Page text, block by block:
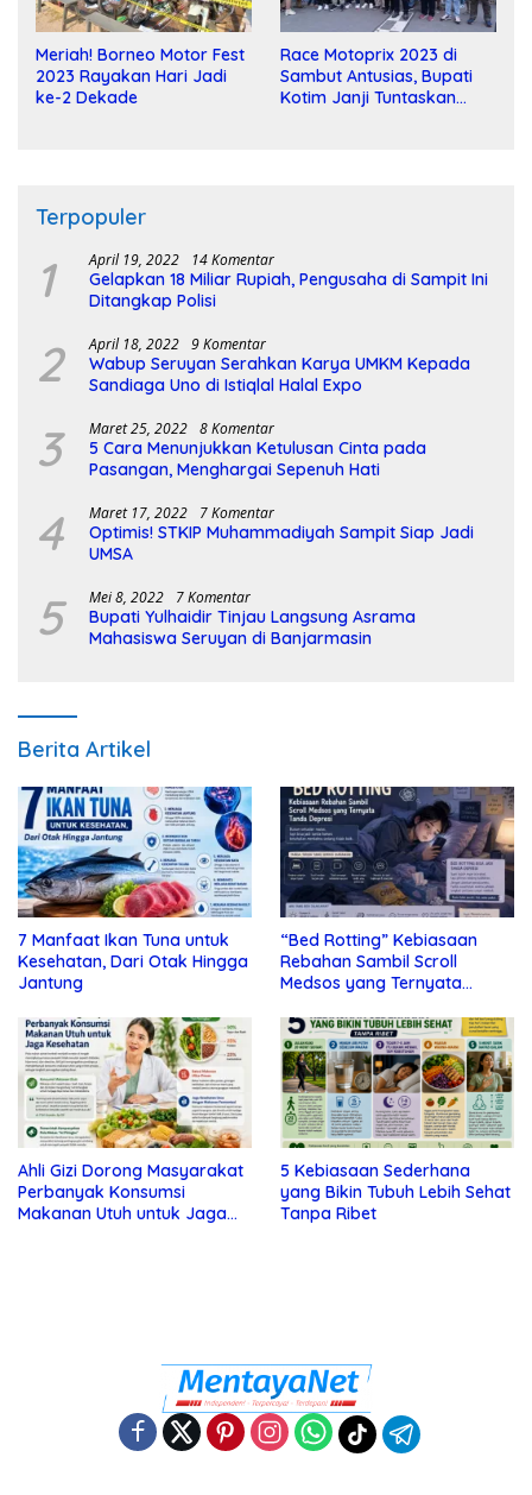
Meriah! Borneo Motor Fest
2023 Rayakan Hari Jadi
ke-2 Dekade
Race Motoprix 2023 di
Sambut Antusias, Bupati
Kotim Janji Tuntaskan
Terpopuler
1 April 19, 2022 14 Komentar
Gelapkan 18 Miliar Rupiah, Pengusaha di Sampit Ini
Ditangkap Polisi
2 April 18, 2022 9 Komentar
Wabup Seruyan Serahkan Karya UMKM Kepada
Sandiaga Uno di Istiqlal Halal Expo
3 Maret 25, 2022 8 Komentar
5 Cara Menunjukkan Ketulusan Cinta pada
Pasangan, Menghargai Sepenuh Hati
4 Maret 17, 2022 7 Komentar
Optimis! STKIP Muhammadiyah Sampit Siap Jadi
UMSA
5 Mei 8, 2022 7 Komentar
Bupati Yulhaidir Tinjau Langsung Asrama
Mahasiswa Seruyan di Banjarmasin
Berita Artikel
7 Manfaat Ikan Tuna untuk
Kesehatan, Dari Otak Hingga
Jantung
“Bed Rotting” Kebiasaan
Rebahan Sambil Scroll
Medsos yang Ternyata
Ahli Gizi Dorong Masyarakat
Perbanyak Konsumsi
Makanan Utuh untuk Jaga
5 Kebiasaan Sederhana
yang Bikin Tubuh Lebih Sehat
Tanpa Ribet